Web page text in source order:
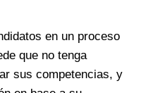
en un proceso
que no tenga
sus competencias, y